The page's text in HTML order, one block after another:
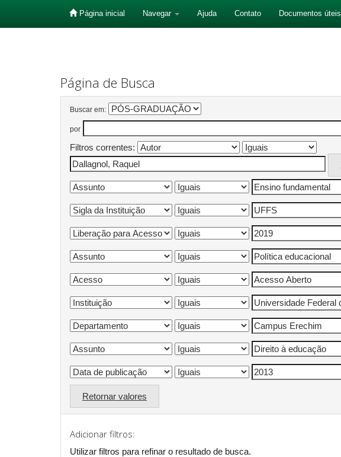
Página inicial Navegar Ajuda Contato Documentos úteis
Página de Busca
Buscar em:
por
Filtros correntes:
Retornar valores
Adicionar filtros:
Utilizar filtros para refinar o resultado de busca.